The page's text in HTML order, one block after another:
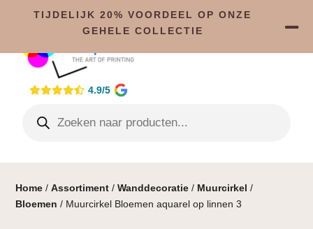
4.9/5
Home /Assortiment /Wanddecoratie / Muurcirkel /
Bloemen / Muurcirkel Bloemen aquarel op linnen 3
TIJDELIJK 20% VOORDEEL OP ONZE
GEHELE COLLECTIE